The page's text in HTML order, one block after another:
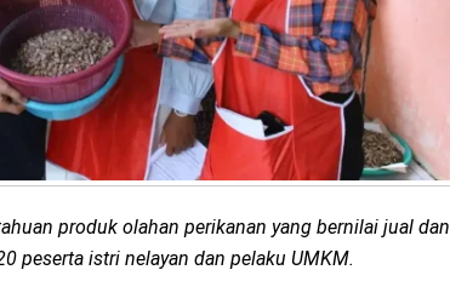
produk olahan perikanan yang bernilai jual dan
peserta istri nelayan dan pelaku UMKM.